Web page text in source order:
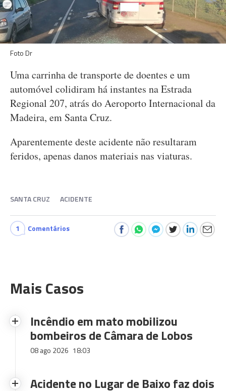
Foto Dr
Uma carrinha de transporte de doentes e um
automóvel colidiram há instantes na Estrada
Regional 207, atrás do Aeroporto Internacional da
Madeira, em Santa Cruz.
Aparentemente deste acidente não resultaram
feridos, apenas danos materiais nas viaturas.
SANTA CRUZ ACIDENTE
1 Comentários
Mais Casos
Incêndio em mato mobilizou
bombeiros de Câmara de Lobos
08 ago 2026 18:03
Acidente no Lugar de Baixo faz dois